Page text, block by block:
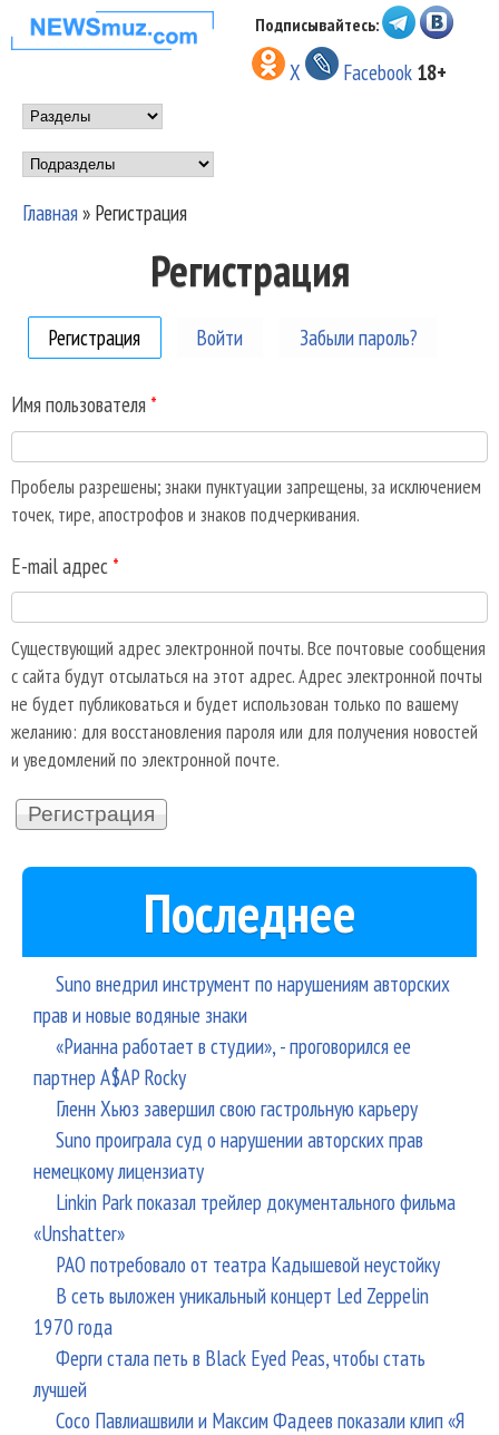
Перейти к основному
содержанию
НОВОСТИ
МУЗЫКИ И
ШОУ БИЗНЕСА
NEWSMUZ.COM
Подписывайтесь:
X Facebook 18+
Main menu
Подразделы
Главная» Регистрация
Регистрация
Регистрация (активная вкладка)
Войти Забыли пароль?
Имя пользователя *
Пробелы разрешены; знаки пунктуации запрещены, за исключением
точек, тире, апострофов и знаков подчеркивания.
E-mail адрес *
Существующий адрес электронной почты. Все почтовые сообщения
с сайта будут отсылаться на этот адрес. Адрес электронной почты
не будет публиковаться и будет использован только по вашему
желанию: для восстановления пароля или для получения новостей
и уведомлений по электронной почте.
Последнее
Suno внедрил инструмент по нарушениям авторских
прав и новые водяные знаки
«Рианна работает в студии», - проговорился ее
партнер A$AP Rocky
Гленн Хьюз завершил свою гастрольную карьеру
Suno проиграла суд о нарушении авторских прав
немецкому лицензиату
Linkin Park показал трейлер документального фильма
«Unshatter»
РАО потребовало от театра Кадышевой неустойку
В сеть выложен уникальный концерт Led Zeppelin
1970 года
Ферги стала петь в Black Eyed Peas, чтобы стать
лучшей
Сосо Павлиашвили и Максим Фадеев показали клип «Я